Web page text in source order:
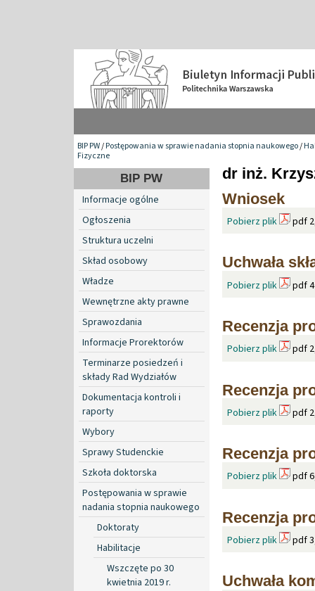
BIP PW/Postępowania w sprawie nadania stopnia naukowego/
Fizyczne
BIP PW
Informacje ogólne
Ogłoszenia
Struktura uczelni
Skład osobowy
Władze
Wewnętrzne akty prawne
Sprawozdania
Informacje Prorektorów
Terminarze posiedzeń i
składy Rad Wydziałów
Dokumentacja kontroli i
raporty
Wybory
Sprawy Studenckie
Szkoła doktorska
Postępowania w sprawie
nadania stopnia naukowego
Doktoraty
Habilitacje
Wszczęte po 30
kwietnia 2019 r.
dr inż.
Wniosek
Pobierz plik pdf
Uchwała
Pobierz plik pdf
Recenzja
Pobierz plik pdf
Recenzja
Pobierz plik pdf
Recenzja
Pobierz plik pdf
Recenzja
Pobierz plik pdf
Uchwała